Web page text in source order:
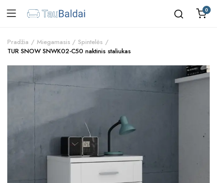
0
Pradžia Miegamasis
Spintelės
TUR SNOW SNWK02-C50 naktinis staliukas